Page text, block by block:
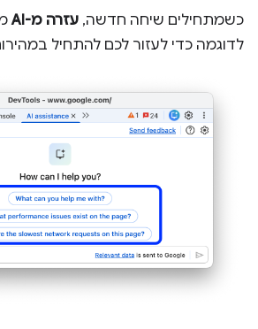
כשמתחילים שיחה חדשה, עזרה מ-AI
לדוגמה כדי לעזור לכם להתחיל